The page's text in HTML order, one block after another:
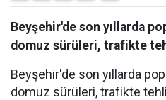
Beyşehir'de son yıllarda
domuz sürüleri, trafikte
Beyşehir'de son yıllarda
domuz sürüleri, trafikte